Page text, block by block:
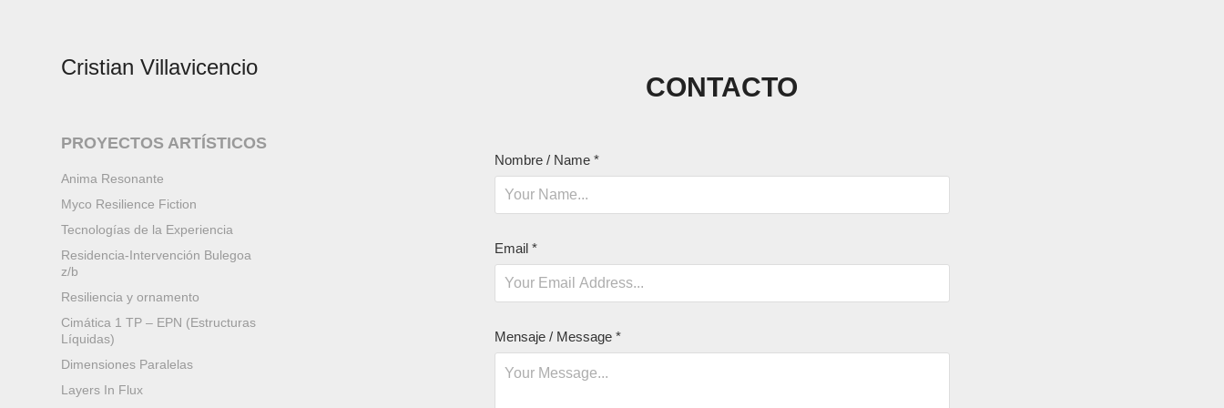
Cristian Villavicencio
PROYECTOS ARTÍSTICOS
Anima Resonante
Myco Resilience Fiction
Tecnologías de la Experiencia
Residencia-Intervención Bulegoa
z/b
Resiliencia y ornamento
Cimática 1 TP – EPN (Estructuras
Líquidas)
Dimensiones Paralelas
Layers In Flux
CONTACTO
Nombre / Name *
Email *
Mensaje / Message *